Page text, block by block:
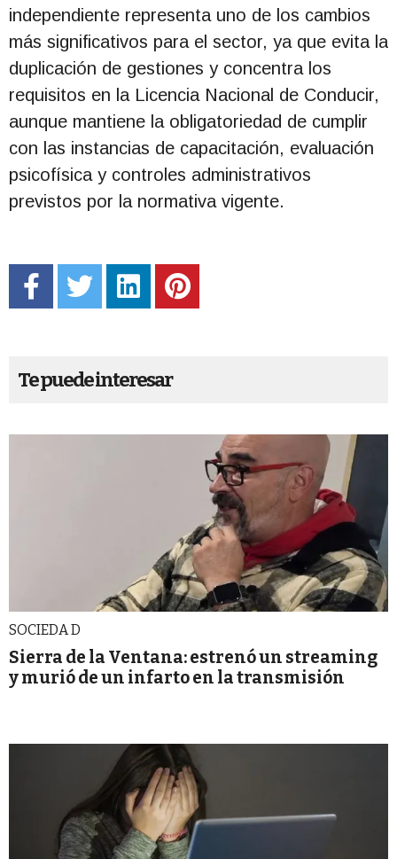
independiente representa uno de los cambios
más significativos para el sector, ya que evita la
duplicación de gestiones y concentra los
requisitos en la Licencia Nacional de Conducir,
aunque mantiene la obligatoriedad de cumplir
con las instancias de capacitación, evaluación
psicofísica y controles administrativos
previstos por la normativa vigente.
Te puede interesar
SOCIEDA D
Sierra de la Ventana: estrenó un streaming
y murió de un infarto en la transmisión